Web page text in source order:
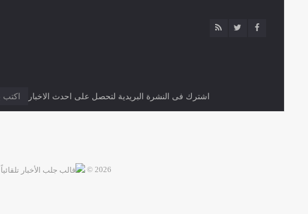
اشترك فى النشرة البريدية لتحصل على احدث الاخبار
2026 ©